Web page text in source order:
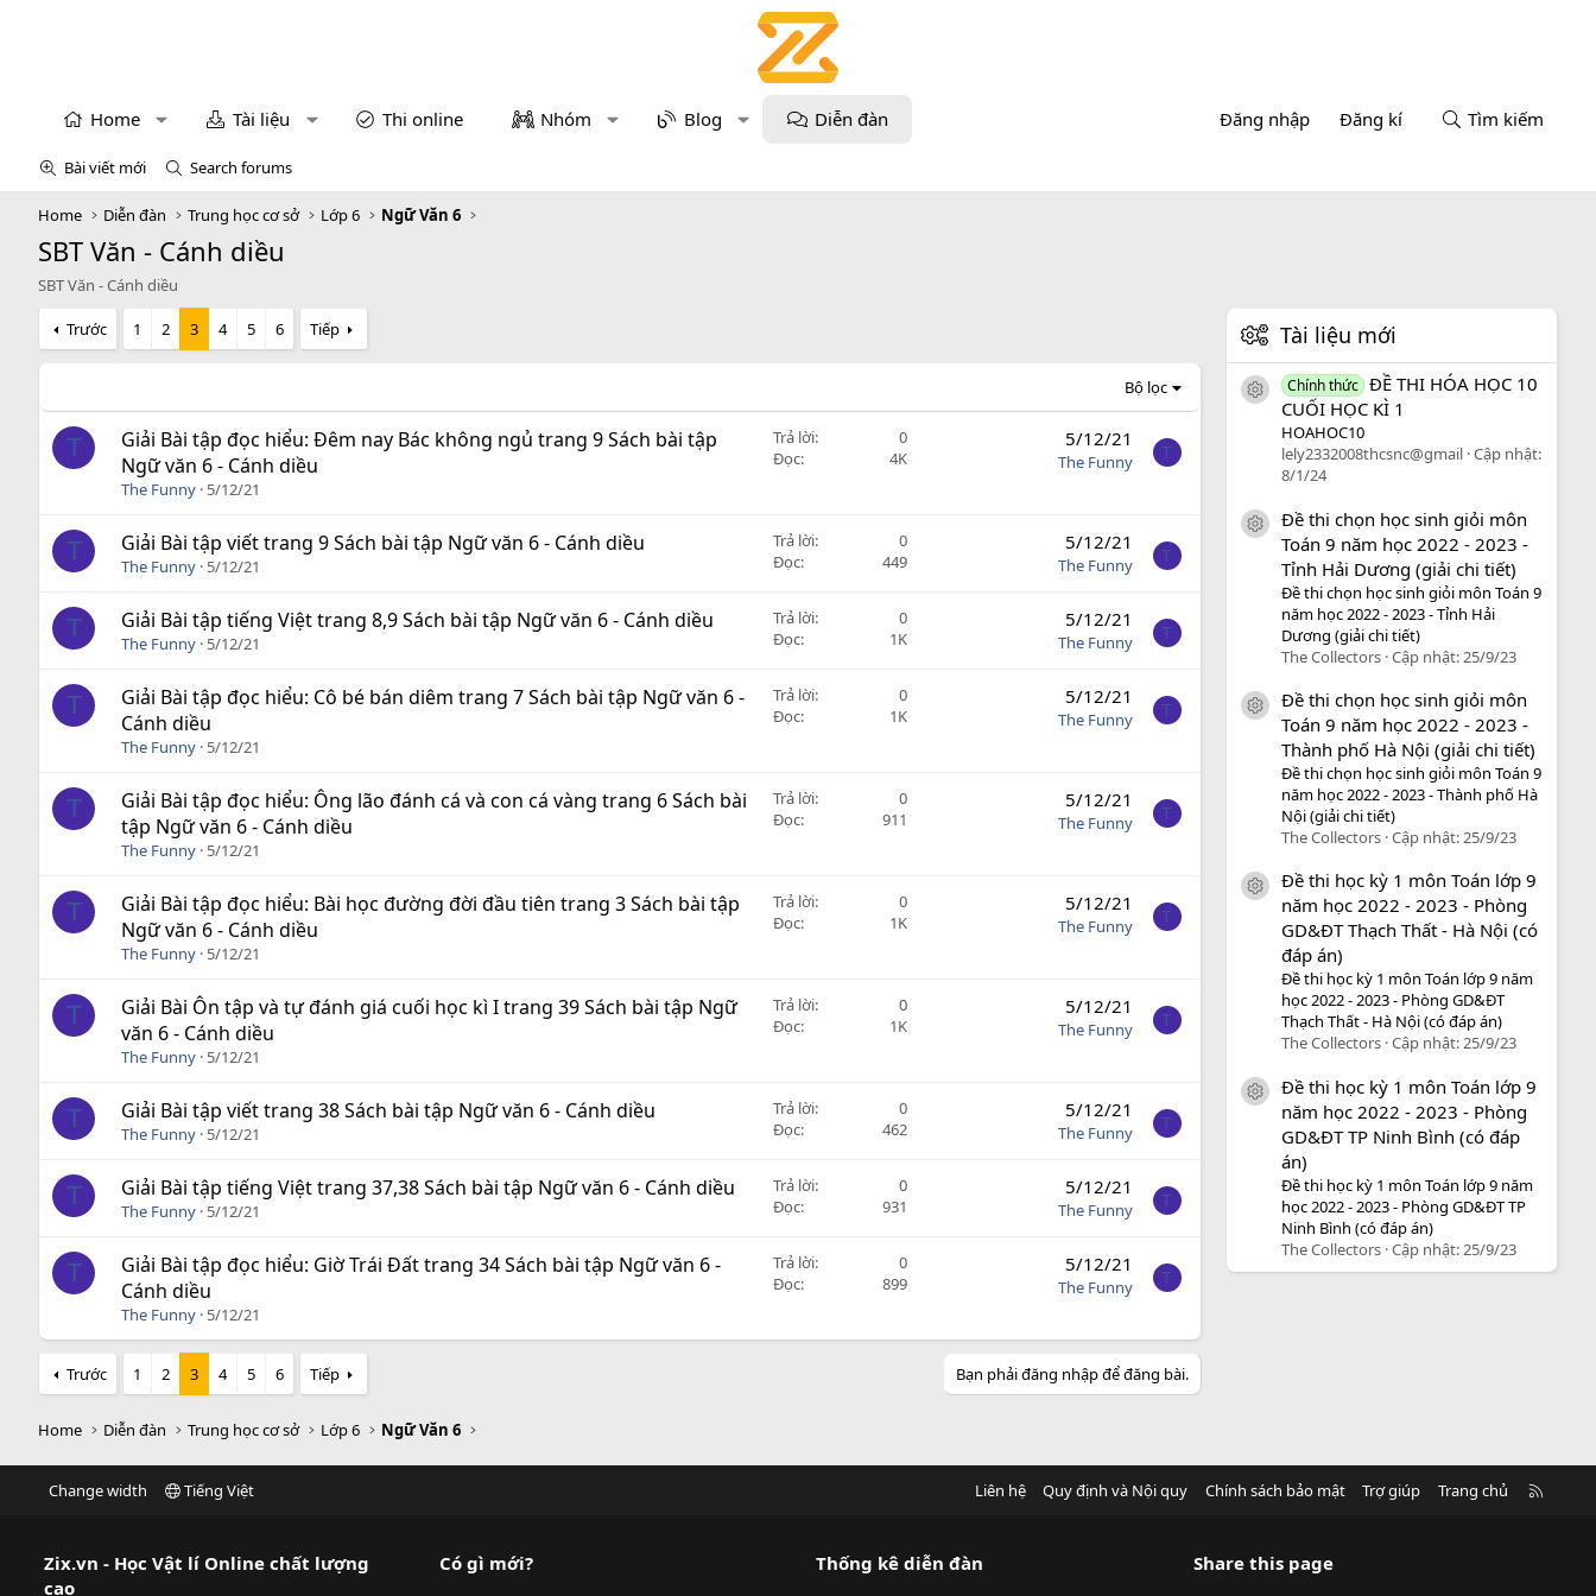
Home Tài liệu Thi online Nhóm Blog Diễn đàn Đăng nhập Đăng kí Tìm kiếm
Bài viết mới Search forums
Home Diễn đàn Trung học cơ sở Lớp 6 Ngữ Văn 6
SBT Văn - Cánh diều
SBT Văn - Cánh diều
Trước 1 2 3 4 5 6 Tiếp
Bộ lọc
T
Giải Bài tập đọc hiểu: Đêm nay Bác không ngủ trang 9 Sách bài tập
Ngữ văn 6 - Cánh diều
The Funny 5/12/21
Trả lời
0
Đọc
4K
5/12/21
The Funny T
T Giải Bài tập viết trang 9 Sách bài tập Ngữ văn 6 - Cánh diều
The Funny 5/12/21
Trả lời
0
Đọc
449
5/12/21
The Funny T
T Giải Bài tập tiếng Việt trang 8,9 Sách bài tập Ngữ văn 6 - Cánh diều
The Funny 5/12/21
Trả lời
0
Đọc
1K
5/12/21
The Funny T
T
Giải Bài tập đọc hiểu: Cô bé bán diêm trang 7 Sách bài tập Ngữ văn 6 -
Cánh diều
The Funny 5/12/21
Trả lời
0
Đọc
1K
5/12/21
The Funny T
T
Giải Bài tập đọc hiểu: Ông lão đánh cá và con cá vàng trang 6 Sách bài
tập Ngữ văn 6 - Cánh diều
The Funny 5/12/21
Trả lời
0
Đọc
911
5/12/21
The Funny T
T
Giải Bài tập đọc hiểu: Bài học đường đời đầu tiên trang 3 Sách bài tập
Ngữ văn 6 - Cánh diều
The Funny 5/12/21
Trả lời
0
Đọc
1K
5/12/21
The Funny T
T
Giải Bài Ôn tập và tự đánh giá cuối học kì I trang 39 Sách bài tập Ngữ
văn 6 - Cánh diều
The Funny 5/12/21
Trả lời
0
Đọc
1K
5/12/21
The Funny T
T Giải Bài tập viết trang 38 Sách bài tập Ngữ văn 6 - Cánh diều
The Funny 5/12/21
Trả lời
0
Đọc
462
5/12/21
The Funny T
T Giải Bài tập tiếng Việt trang 37,38 Sách bài tập Ngữ văn 6 - Cánh diều
The Funny 5/12/21
Trả lời
0
Đọc
931
5/12/21
The Funny T
T
Giải Bài tập đọc hiểu: Giờ Trái Đất trang 34 Sách bài tập Ngữ văn 6 -
Cánh diều
The Funny 5/12/21
Trả lời
0
Đọc
899
5/12/21
The Funny T
Trước 1 2 3 4 5 6 Tiếp Bạn phải đăng nhập để đăng bài.
Tài liệu mới
icon tài liệu
Chính thức ĐỀ THI HÓA HỌC 10
CUỐI HỌC KÌ 1
HOAHOC10
lely2332008thcsnc@gmail Cập nhật:
8/1/24
icon tài liệu
Đề thi chọn học sinh giỏi môn
Toán 9 năm học 2022 - 2023 -
Tỉnh Hải Dương (giải chi tiết)
Đề thi chọn học sinh giỏi môn Toán 9
năm học 2022 - 2023 - Tỉnh Hải
Dương (giải chi tiết)
The Collectors Cập nhật:25/9/23
icon tài liệu
Đề thi chọn học sinh giỏi môn
Toán 9 năm học 2022 - 2023 -
Thành phố Hà Nội (giải chi tiết)
Đề thi chọn học sinh giỏi môn Toán 9
năm học 2022 - 2023 - Thành phố Hà
Nội (giải chi tiết)
The Collectors Cập nhật:25/9/23
icon tài liệu
Đề thi học kỳ 1 môn Toán lớp 9
năm học 2022 - 2023 - Phòng
GD&ĐT Thạch Thất - Hà Nội (có
đáp án)
Đề thi học kỳ 1 môn Toán lớp 9 năm
học 2022 - 2023 - Phòng GD&ĐT
Thạch Thất - Hà Nội (có đáp án)
The Collectors Cập nhật:25/9/23
icon tài liệu
Đề thi học kỳ 1 môn Toán lớp 9
năm học 2022 - 2023 - Phòng
GD&ĐT TP Ninh Bình (có đáp
án)
Đề thi học kỳ 1 môn Toán lớp 9 năm
học 2022 - 2023 - Phòng GD&ĐT TP
Ninh Bình (có đáp án)
The Collectors Cập nhật: 25/9/23
Home Diễn đàn Trung học cơ sở Lớp 6 Ngữ Văn 6
Change width Tiếng Việt Liên hệ Quy định và Nội quy Chính sách bảo mật Trợ giúp Trang chủ
Zix.vn - Học Vật lí Online chất lượng
cao
Có gì mới? Thống kê diễn đàn Share this page